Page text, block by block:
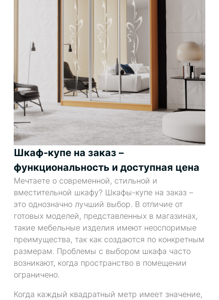
Шкаф-купе на заказ –
функциональность и доступная цена
Мечтаете о современной, стильной и
вместительной шкафу? Шкафы-купе на заказ –
это однозначно лучший выбор. В отличие от
готовых моделей, представленных в магазинах,
такие мебельные изделия имеют неоспоримые
преимущества, так как создаются по конкретным
размерам. Проблемы с выбором шкафа часто
возникают, когда пространство в помещении
ограничено.
Когда каждый квадратный метр имеет значение,